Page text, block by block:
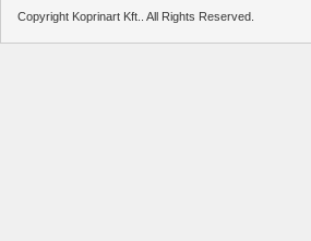
Copyright Koprinart Kft.. All Rights Reserved.